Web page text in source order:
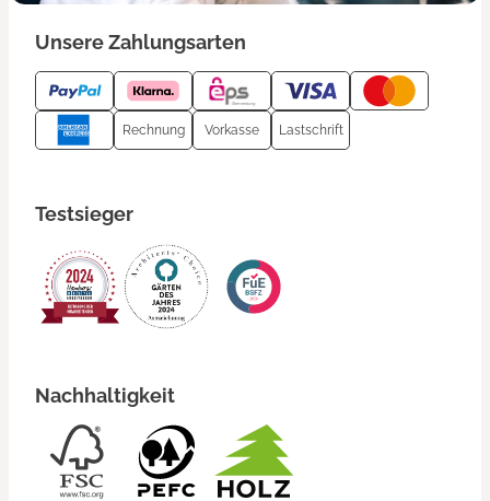
Unsere Zahlungsarten
Rechnung Vorkasse Lastschrift
Testsieger
Nachhaltigkeit